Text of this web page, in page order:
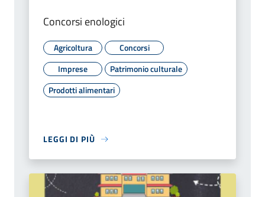
Concorsi enologici
Agricoltura
Concorsi
Imprese
Patrimonio culturale
Prodotti alimentari
LEGGI DI PIÙ